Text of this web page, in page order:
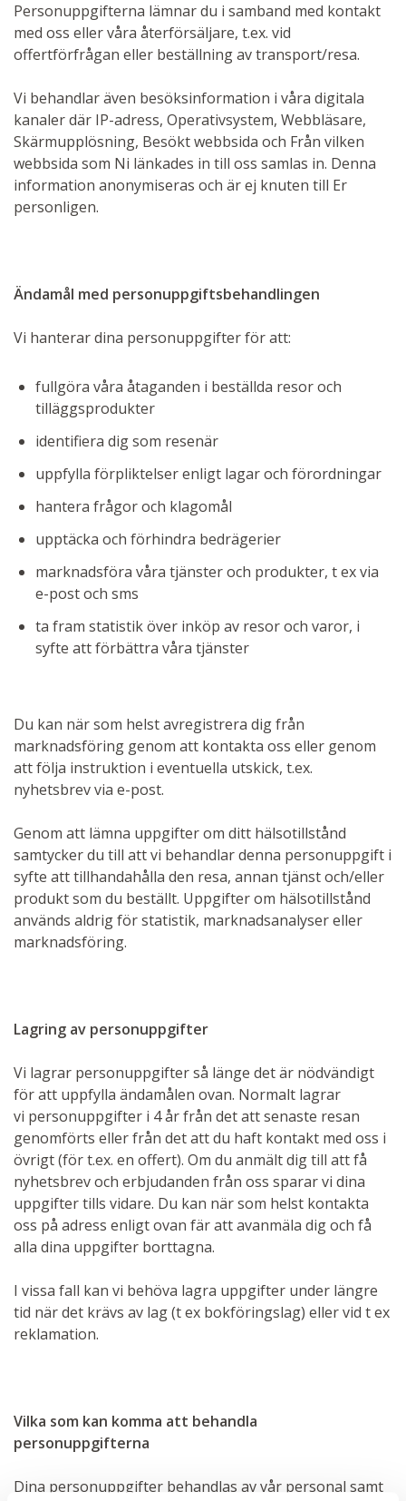
Personuppgifterna lämnar du i samband med kontakt
med oss eller våra återförsäljare, t.ex. vid
offertförfrågan eller beställning av transport/resa.
Vi behandlar även besöksinformation i våra digitala
kanaler där IP-adress, Operativsystem, Webbläsare,
Skärmupplösning, Besökt webbsida och Från vilken
webbsida som Ni länkades in till oss samlas in. Denna
information anonymiseras och är ej knuten till Er
personligen.
Ändamål med personuppgiftsbehandlingen
Vi hanterar dina personuppgifter för att:
fullgöra våra åtaganden i beställda resor och
tilläggsprodukter
identifiera dig som resenär
uppfylla förpliktelser enligt lagar och förordningar
hantera frågor och klagomål
upptäcka och förhindra bedrägerier
marknadsföra våra tjänster och produkter, t ex via
e-post och sms
ta fram statistik över inköp av resor och varor, i
syfte att förbättra våra tjänster
Du kan när som helst avregistrera dig från
marknadsföring genom att kontakta oss eller genom
att följa instruktion i eventuella utskick, t.ex.
nyhetsbrev via e-post.
Genom att lämna uppgifter om ditt hälsotillstånd
samtycker du till att vi behandlar denna personuppgift i
syfte att tillhandahålla den resa, annan tjänst och/eller
produkt som du beställt. Uppgifter om hälsotillstånd
används aldrig för statistik, marknadsanalyser eller
marknadsföring.
Lagring av personuppgifter
Vi lagrar personuppgifter så länge det är nödvändigt
för att uppfylla ändamålen ovan. Normalt lagrar
vi personuppgifter i 4 år från det att senaste resan
genomförts eller från det att du haft kontakt med oss i
övrigt (för t.ex. en offert). Om du anmält dig till att få
nyhetsbrev och erbjudanden från oss sparar vi dina
uppgifter tills vidare. Du kan när som helst kontakta
oss på adress enligt ovan fär att avanmäla dig och få
alla dina uppgifter borttagna.
I vissa fall kan vi behöva lagra uppgifter under längre
tid när det krävs av lag (t ex bokföringslag) eller vid t ex
reklamation.
Vilka som kan komma att behandla
personuppgifterna
Dina personuppgifter behandlas av vår personal samt